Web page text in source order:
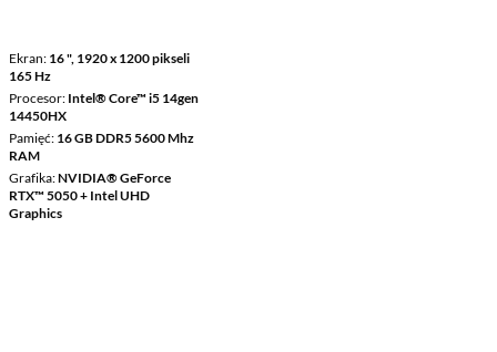
Ekran 16 ", 1920 x 1200 pikseli
165 Hz
Procesor Intel® Core™ i5 14gen
14450HX
Pamięć 16 GB DDR5 5600 Mhz
RAM
Grafika NVIDIA® GeForce
RTX™ 5050 + Intel UHD
Graphics